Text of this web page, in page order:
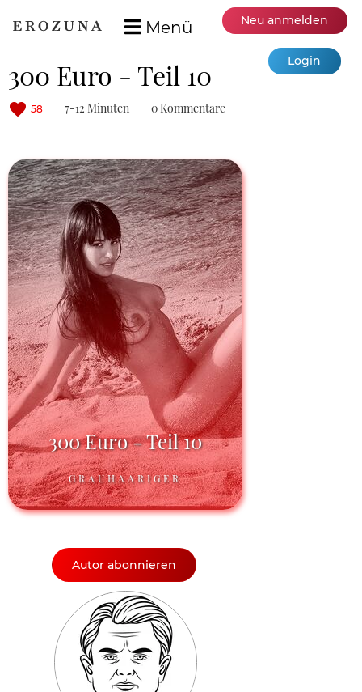
Menü Neu anmelden
Login
300 Euro - Teil 10
58 7-12 Minuten 0 Kommentare
300 Euro - Teil 10
GRAUHAARIGER
Autor abonnieren